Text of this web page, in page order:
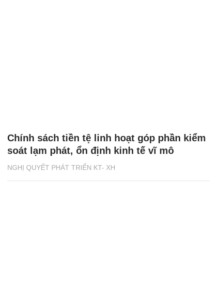
NGHỊ QUYẾT PHÁT TRIỂN KT- XH
Chính sách tiền tệ linh hoạt góp phần kiểm
soát lạm phát, ổn định kinh tế vĩ mô